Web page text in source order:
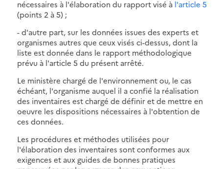
nécessaires à l'élaboration du rapport visé à l'article 5
(points 2 à 5) ;
- d'autre part, sur les données issues des experts et
organismes autres que ceux visés ci-dessus, dont la
liste est donnée dans le rapport méthodologique
prévu à l'article 5 du présent arrêté.
Le ministère chargé de l'environnement ou, le cas
échéant, l'organisme auquel il a confié la réalisation
des inventaires est chargé de définir et de mettre en
oeuvre les dispositions nécessaires à l'obtention de
ces données.
Les procédures et méthodes utilisées pour
l'élaboration des inventaires sont conformes aux
exigences et aux guides de bonnes pratiques